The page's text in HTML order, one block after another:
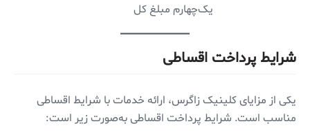
یک‌چهارم مبلغ کل
شرایط پرداخت اقساطی
یکی از مزایای کلینیک زاگرس، ارائه خدمات با شرایط اقساطی
مناسب است. شرایط پرداخت اقساطی به‌صورت زیر است: